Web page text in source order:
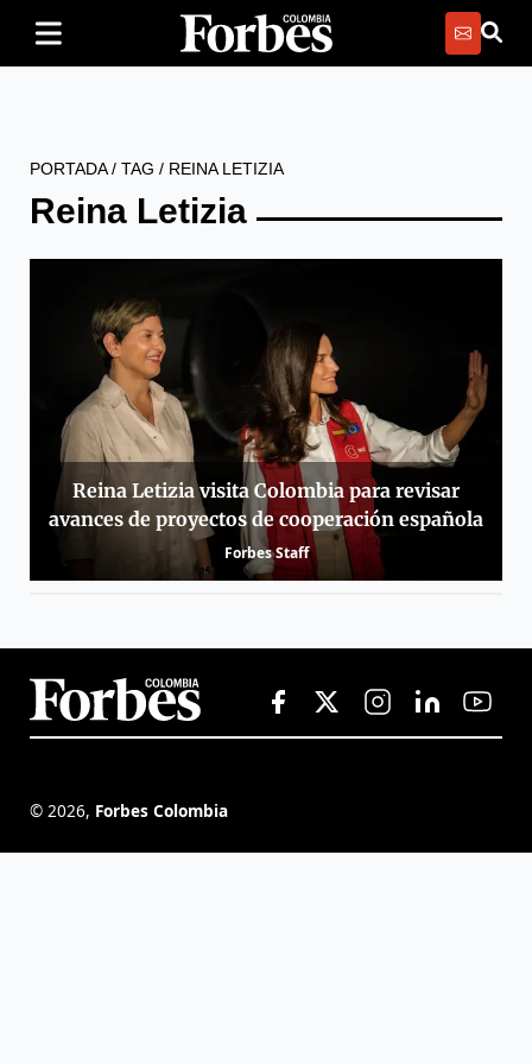
PORTADA/ TAG / REINA LETIZIA
Reina Letizia
Reina Letizia visita Colombia para revisar
avances de proyectos de cooperación española
Forbes Staff
© 2026, Forbes Colombia